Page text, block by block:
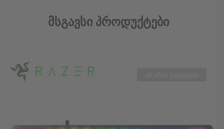
მწარმოებელი: Redragon
სენსორი: ოპტიკური, 100-10000 dpi
ღილაკების რაოდენობა: 9
Მსგავსი Პროდუქტები